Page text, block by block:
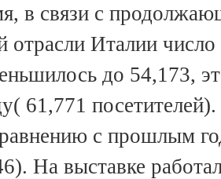
в связи с
отрасли Италии
до 54,173,
61,771
с прошлым
На выставке